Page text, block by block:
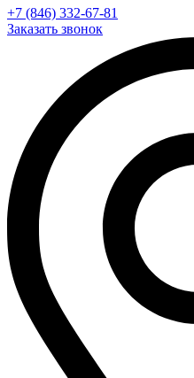
+7 (846) 332-67-81
Заказать звонок